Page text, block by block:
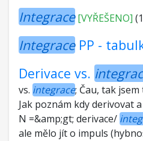
Integrace [VYŘEŠENO]
IntegracePP -
Derivace vs.
vs. integrace; Čau, tak
Jak poznám kdy derivovat
N =&amp;gt; derivace/
ale mělo jít o impuls